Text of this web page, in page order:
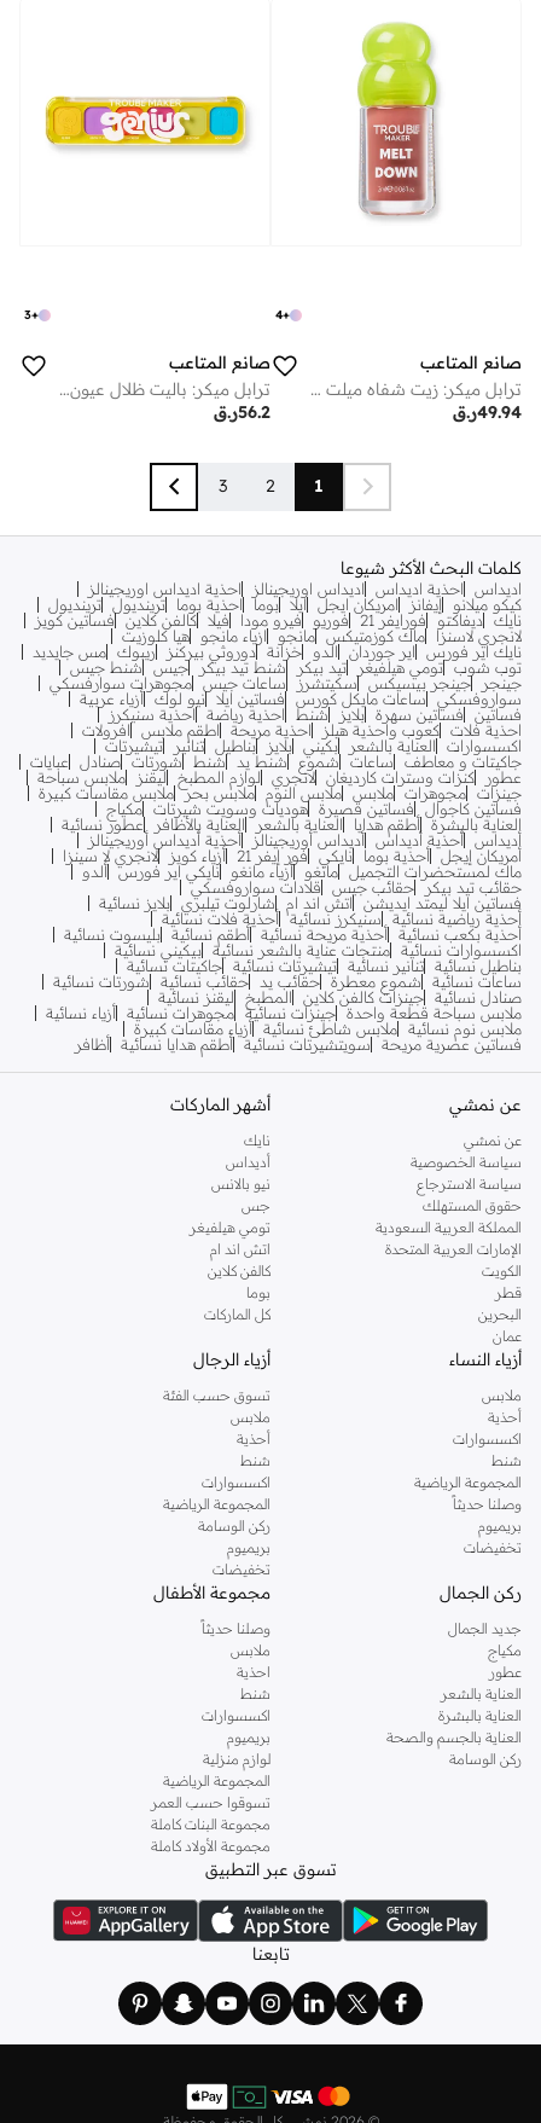
+
4
صانع المتاعب
ترابل ميكر: زيت شفاه ميلت داون سليب إن سلايد نيود
ر.ق49.94
+
3
صانع المتاعب
ترابل ميكر: باليت ظلال عيون ليتل ترابل شادو جينيوس
ر.ق56.2
1
2
3
كلمات البحث الأكثر شيوعا
اديداس احذية اديداس اديداس اوريجينالز
احذية اديداس اوريجينالز
كيكو ميلانو
إيفانز امريكان ايجل ايلا بوما احذية بوما ترينديول ترينديول
نايك ديفاكتو فورايفر 21 فوريو فيرو مودا فيلا كالفن كلاين فساتين كويز
لانجري لاسنزا
ماك كوزمتيكس مانجو ازياء مانجو
هيا كلوزيت
نايك اير فورس
اير جوردان الدو خزانة دوروثي بيركنز ريبوك مس جايديد
توب شوب تومي هيلفيغر تيد بيكر شنط تيد بيكر جيس
شنط جيس
جينجر
جينجر بيسيكس سكيتشرز ساعات جيس مجوهرات سوارفسكي
سواروفسكي
ساعات مايكل كورس فساتين ايلا نيو لوك أزياء عربية
فساتين
فساتين سهرة بلايز شنط احذية رياضة
احذية سنيكرز
احذية فلات كعوب واحذية هيلز احذية مريحة اطقم ملابس
افرولات
اكسسوارات
العناية بالشعر بكيني بلايز بناطيل تنانير
تيشيرتات
جاكيتات و معاطف
ساعات شموع شنط يد شنط شورتات صنادل
عبايات
عطور
كنزات وسترات كارديغان لانجري لوازم المطبخ ليقنز
ملابس سباحة
جينزات مجوهرات ملابس ملابس النوم ملابس بحر ملابس مقاسات كبيرة
فساتين كاجوال
فساتين قصيرة هوديات وسويت شيرتات مكياج
العناية بالبشرة أطقم هدايا العناية بالشعر العناية بالأظافر
عطور نسائية
أديداس أحذية أديداس أديداس أوريجينالز
أحذية أديداس أوريجينالز
أمريكان إيجل أحذية بوما نايكي فور إيفر 21 أزياء كويز
لانجري لا سينزا
ماك لمستحضرات التجميل مانغو أزياء مانغو نايكي اير فورس ألدو
حقائب تيد بيكر
حقائب جيس
قلادات سواروفسكي
فساتين ايلا ليمتد ايديشن
اتش اند ام شارلوت تيلبري بلايز نسائية
أحذية رياضية نسائية
سنيكرز نسائية أحذية فلات نسائية
أحذية بكعب نسائية أحذية مريحة نسائية أطقم نسائية بليسوت نسائية
اكسسوارات نسائية منتجات عناية بالشعر نسائية بيكيني نسائية
بناطيل نسائية تنانير نسائية تيشيرتات نسائية جاكيتات نسائية
ساعات نسائية
شموع معطرة حقائب يد حقائب نسائية
شورتات نسائية
صنادل نسائية جينزات كالفن كلاين المطبخ
ليقنز نسائية
ملابس سباحة قطعة واحدة جينزات نسائية مجوهرات نسائية أزياء نسائية
ملابس نوم نسائية ملابس شاطئ نسائية أزياء مقاسات كبيرة
فساتين عصرية مريحة
سويتشيرتات نسائية أطقم هدايا نسائية أظافر
عن نمشي
عن نمشي
سياسة الخصوصية
سياسة الاسترجاع
حقوق المستهلك
المملكة العربية السعودية
الإمارات العربية المتحدة
الكويت
قطر
البحرين
عمان
أشهر الماركات
نايك
أديداس
نيو بالانس
جس
تومي هيلفيغر
اتش اند ام
كالفن كلاين
بوما
كل الماركات
أزياء النساء
ملابس
أحذية
اكسسوارات
شنط
المجموعة الرياضية
وصلنا حديثاً
بريميوم
تخفيضات
أزياء الرجال
تسوق حسب الفئة
ملابس
أحذية
شنط
اكسسوارات
المجموعة الرياضية
ركن الوسامة
بريميوم
تخفيضات
ركن الجمال
جديد الجمال
مكياج
عطور
العناية بالشعر
العناية بالبشرة
العناية بالجسم والصحة
ركن الوسامة
مجموعة الأطفال
وصلنا حديثاً
ملابس
احذية
شنط
اكسسوارات
بريميوم
لوازم منزلية
المجموعة الرياضية
تسوقوا حسب العمر
مجموعة البنات كاملة
مجموعة الأولاد كاملة
تسوق عبر التطبيق
تابعنا